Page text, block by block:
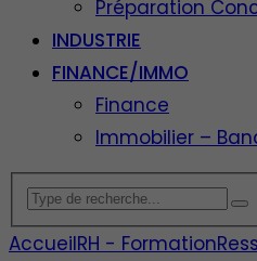
Préparation
INDUSTRIE
FINANCE/IMMO
Finance
Immobilier –
AccueilRH - Formation